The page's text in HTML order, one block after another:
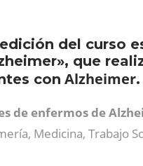
del curso
que
con Alzheimer.
de enfermos de
Medicina, Trabajo